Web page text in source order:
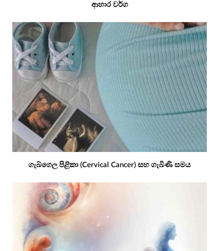
ආහාර වර්ග
ගැබ්ගෙල පිළිකා (Cervical Cancer) සහ ගැබිණි සමය